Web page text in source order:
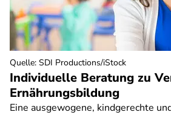
Individuelle Beratung zu
Ernährungsbildung
Eine ausgewogene, kindgerechte
Quelle: SDI Productions/iStock